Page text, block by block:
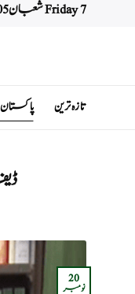
Friday 7 شعبان 1405 هـ - 7 August 2026
تازہ ترین پاکستان
20
نومبر